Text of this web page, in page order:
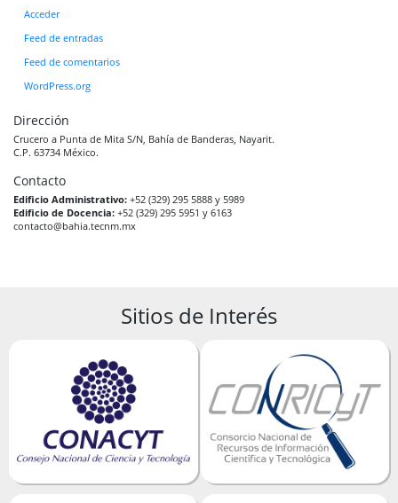
Acceder
Feed de entradas
Feed de comentarios
WordPress.org
Dirección
Crucero a Punta de Mita S/N, Bahía de Banderas, Nayarit.
C.P. 63734 México.
Contacto
Edificio Administrativo: +52 (329) 295 5888 y 5989
Edificio de Docencia: +52 (329) 295 5951 y 6163
contacto@bahia.tecnm.mx
Sitios de Interés